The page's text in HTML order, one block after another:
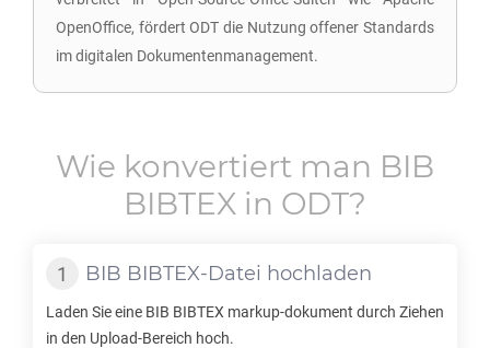
OpenOffice, fördert ODT die Nutzung offener Standards
im digitalen Dokumentenmanagement.
Wie konvertiert man BIB
BIBTEX in ODT?
BIB BIBTEX-Datei hochladen
Laden Sie eine BIB BIBTEX markup-dokument durch Ziehen
in den Upload-Bereich hoch.